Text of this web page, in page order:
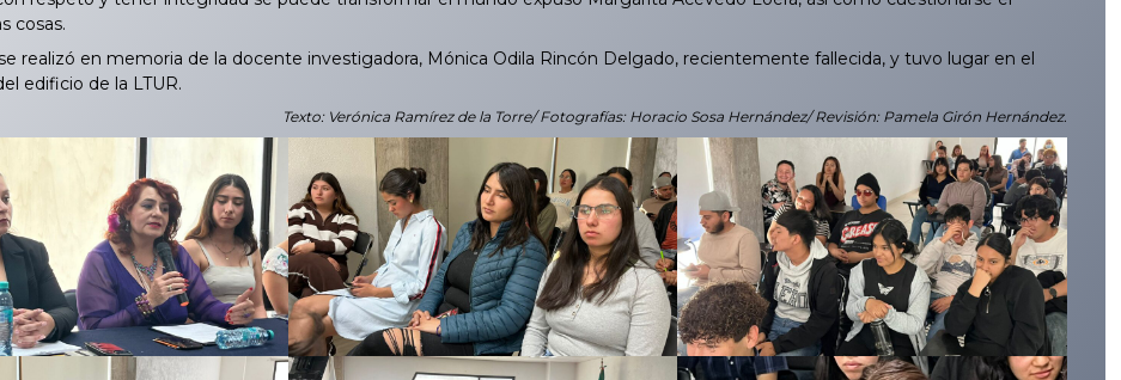
cosas.
realizó en memoria de la docente investigadora, Mónica Odila Rincón Delgado, recientemente fallecida, y tuvo lugar en el
edificio de la LTUR.
Texto: Verónica Ramírez de la Torre/ Fotografías: Horacio Sosa Hernández/ Revisión: Pamela Girón Hernández.